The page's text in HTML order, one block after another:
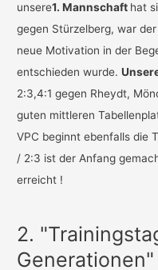
unsere1. Mannschaft hat
gegen Stürzelberg, war
neue Motivation in der
entschieden wurde.
2:3,4:1 gegen Rheydt,
guten mittleren
VPC beginnt ebenfalls die
/ 2:3 ist der Anfang
erreicht !
2.
Generationen"